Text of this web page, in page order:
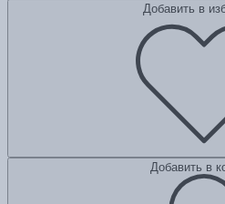
Добавить в
Добавить в